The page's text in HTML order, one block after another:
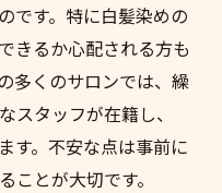
です。特に白髪染めの
きるか心配される方も
多くのサロンでは、繰
スタッフが在籍し、
す。不安な点は事前に
ことが大切です。